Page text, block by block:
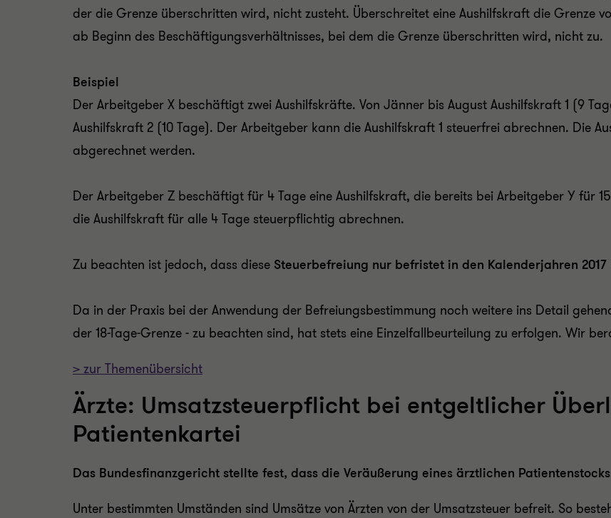
der die Grenze überschritten wird, nicht zusteht. Überschreitet eine Aushilfskraft die Grenze
ab Beginn des Beschäftigungsverhältnisses, bei dem die Grenze überschritten wird, nicht zu.
Beispiel
Der Arbeitgeber X beschäftigt zwei Aushilfskräfte. Von Jänner bis August Aushilfskraft 1 (9
Aushilfskraft 2 (10 Tage). Der Arbeitgeber kann die Aushilfskraft 1 steuerfrei abrechnen. Die
abgerechnet werden.
Der Arbeitgeber Z beschäftigt für 4 Tage eine Aushilfskraft, die bereits bei Arbeitgeber Y für
die Aushilfskraft für alle 4 Tage steuerpflichtig abrechnen.
Zu beachten ist jedoch, dass diese Steuerbefreiung nur befristet in den Kalenderjahren 2017
Da in der Praxis bei der Anwendung der Befreiungsbestimmung noch weitere ins Detail
der 18-Tage-Grenze - zu beachten sind, hat stets eine Einzelfallbeurteilung zu erfolgen. Wir
> zur Themenübersicht
Ärzte: Umsatzsteuerpflicht bei entgeltlicher
Patientenkartei
Das Bundesfinanzgericht stellte fest, dass die Veräußerung eines ärztlichen
Unter bestimmten Umständen sind Umsätze von Ärzten von der Umsatzsteuer befreit. So